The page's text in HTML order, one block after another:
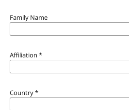
Family Name
Affiliation *
Country*